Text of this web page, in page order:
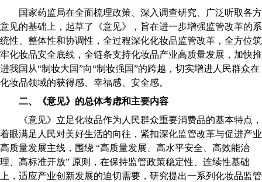
国家药监局在全面梳理政策、深入调查研究、广泛听取各方
意见的基础上，起草了《意见》，旨在进一步增强监管改革的系
统性、整体性和协调性，全过程深化化妆品监管改革，全方位筑
牢化妆品安全底线，全链条支持化妆品产业高质量发展，加快推
进我国从“制妆大国”向“制妆强国”的跨越，切实增进人民群众在
化妆品领域的获得感、幸福感、安全感。
二、《意见》的总体考虑和主要内容
《意见》立足化妆品作为人民群众重要消费品的基本特点，
着眼满足人民对美好生活的向往，紧扣深化监管改革与促进产业
高质量发展主线，围绕 “高质量发展、高水平安全、高效能治
理、高标准开放” 原则，在保持监管政策稳定性、连续性基础
上，适应产业创新发展的迫切需要，研究提出一系列化妆品监管